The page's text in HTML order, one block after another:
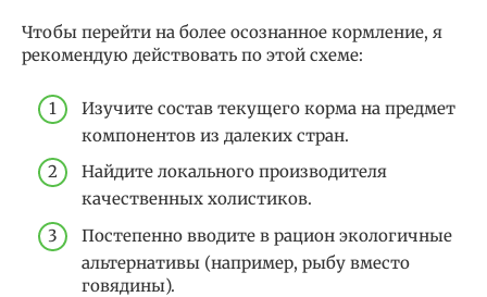
Чтобы перейти на более осознанное кормление, я
рекомендую действовать по этой схеме:
Изучите состав текущего корма на предмет
компонентов из далеких стран.
Найдите локального производителя
качественных холистиков.
Постепенно вводите в рацион экологичные
альтернативы (например, рыбу вместо
говядины).